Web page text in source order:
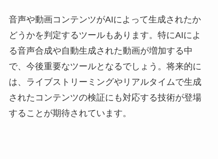
音声や動画コンテンツがAIによって生成されたか
どうかを判定するツールもあります。特にAIによ
る音声合成や自動生成された動画が増加する中
で、今後重要なツールとなるでしょう。将来的に
は、ライブストリーミングやリアルタイムで生成
されたコンテンツの検証にも対応する技術が登場
することが期待されています。